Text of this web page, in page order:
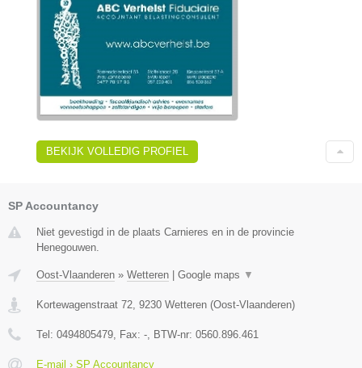
BEKIJK VOLLEDIG PROFIEL
SP Accountancy
Niet gevestigd in de plaats Carnieres en in de provincie
Henegouwen.
Oost-Vlaanderen » Wetteren Google maps ▼
Kortewagenstraat 72, 9230 Wetteren (Oost-Vlaanderen)
Tel: 0494805479, Fax: -, BTW-nr: 0560.896.461
E-mail › SP Accountancy